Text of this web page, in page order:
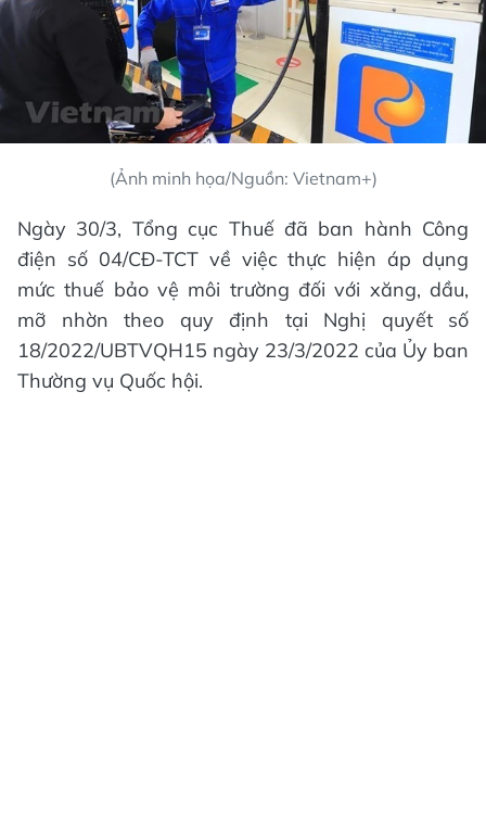
(Ảnh minh họa/Nguồn: Vietnam+)
Ngày 30/3, Tổng cục Thuế đã ban hành Công
điện số 04/CĐ-TCT về việc thực hiện áp dụng
mức thuế bảo vệ môi trường đối với xăng, dầu,
mỡ nhờn theo quy định tại Nghị quyết số
18/2022/UBTVQH15 ngày 23/3/2022 của Ủy ban
Thường vụ Quốc hội.